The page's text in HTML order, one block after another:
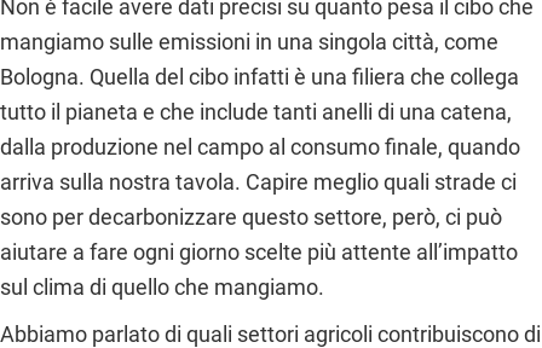
Non è facile avere dati precisi su quanto pesa il cibo che
mangiamo sulle emissioni in una singola città, come
Bologna. Quella del cibo infatti è una filiera che collega
tutto il pianeta e che include tanti anelli di una catena,
dalla produzione nel campo al consumo finale, quando
arriva sulla nostra tavola. Capire meglio quali strade ci
sono per decarbonizzare questo settore, però, ci può
aiutare a fare ogni giorno scelte più attente all’impatto
sul clima di quello che mangiamo.
Abbiamo parlato di quali settori agricoli contribuiscono di